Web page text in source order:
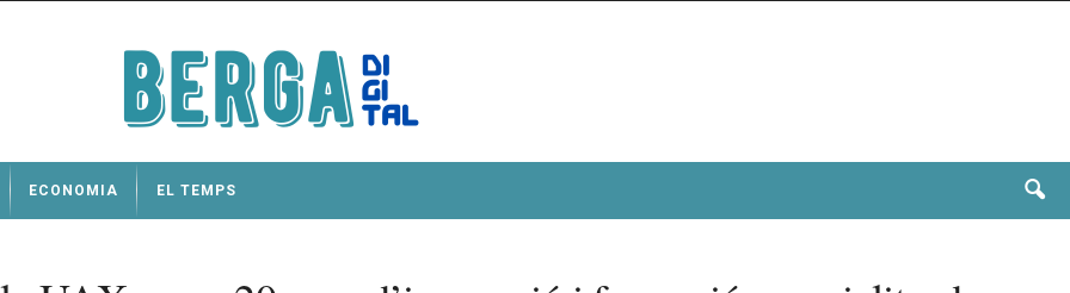
ECONOMIA EL TEMPS